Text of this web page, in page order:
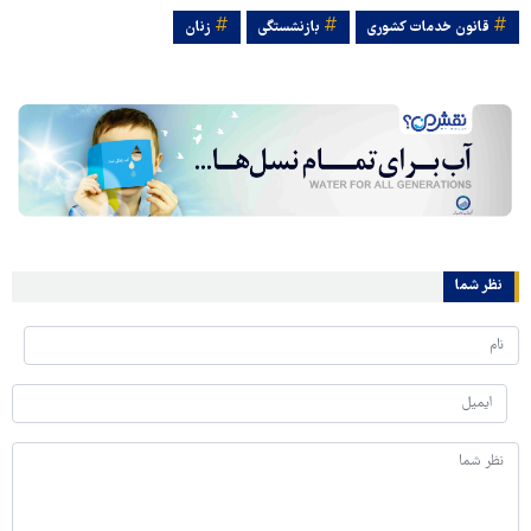
قانون خدمات کشوری بازنشستگی زنان
نظر شما